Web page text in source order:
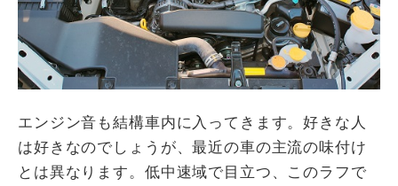
エンジン音も結構車内に入ってきます。好きな人
は好きなのでしょうが、最近の車の主流の味付け
とは異なります。低中速域で目立つ、このラフで